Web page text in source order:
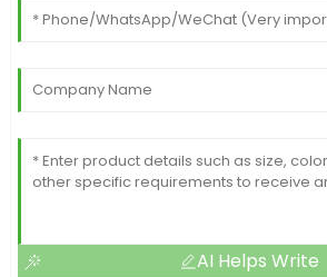
AI Helps Write